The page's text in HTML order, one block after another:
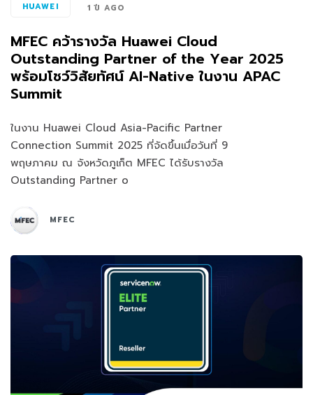
HUAWEI 1 ปี AGO
MFEC คว้ารางวัล Huawei Cloud
Outstanding Partner of the Year 2025
พร้อมโชว์วิสัยทัศน์ AI-Native ในงาน APAC
Summit
ในงาน Huawei Cloud Asia-Pacific Partner
Connection Summit 2025 ที่จัดขึ้นเมื่อวันที่ 9
พฤษภาคม ณ จังหวัดภูเก็ต MFEC ได้รับรางวัล
Outstanding Partner o
MFEC